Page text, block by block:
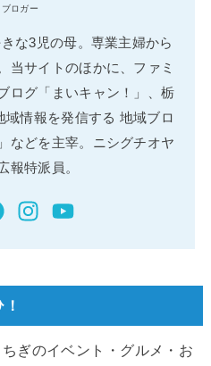
ブロガー
な3児の母。専業主婦から
当サイトのほかに、ファミ
ログ「まいキャン！」、栃
情報を発信する 地域ブロ
などを主宰。ニシグチオヤ
報特派員。
ぎのイベント・グルメ・お